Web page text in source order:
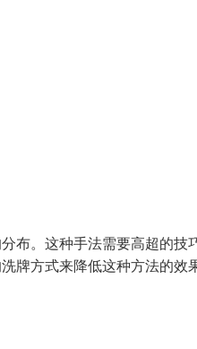
布。这种手法需要高超的技
牌方式来降低这种方法的效